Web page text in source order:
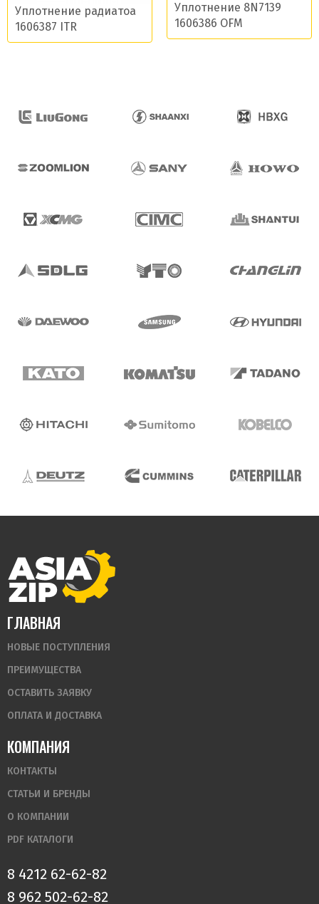
Уплотнение радиатоа
1606387 ITR
Уплотнение 8N7139
1606386 OFM
ГЛАВНАЯ
НОВЫЕ ПОСТУПЛЕНИЯ
ПРЕИМУЩЕСТВА
ОСТАВИТЬ ЗАЯВКУ
ОПЛАТА И ДОСТАВКА
КОМПАНИЯ
КОНТАКТЫ
СТАТЬИ И БРЕНДЫ
О КОМПАНИИ
PDF КАТАЛОГИ
8 4212 62-62-82
8 962 502-62-82